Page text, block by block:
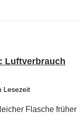
Luftverbrauch
Lesezeit
Flasche früher